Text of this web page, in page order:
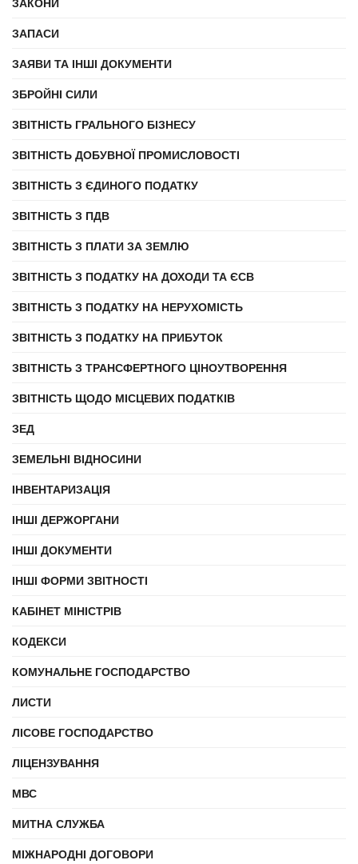
ЗАПАСИ
ЗАЯВИ ТА ІНШІ ДОКУМЕНТИ
ЗБРОЙНІ СИЛИ
ЗВІТНІСТЬ ГРАЛЬНОГО БІЗНЕСУ
ЗВІТНІСТЬ ДОБУВНОЇ ПРОМИСЛОВОСТІ
ЗВІТНІСТЬ З ЄДИНОГО ПОДАТКУ
ЗВІТНІСТЬ З ПДВ
ЗВІТНІСТЬ З ПЛАТИ ЗА ЗЕМЛЮ
ЗВІТНІСТЬ З ПОДАТКУ НА ДОХОДИ ТА ЄСВ
ЗВІТНІСТЬ З ПОДАТКУ НА НЕРУХОМІСТЬ
ЗВІТНІСТЬ З ПОДАТКУ НА ПРИБУТОК
ЗВІТНІСТЬ З ТРАНСФЕРТНОГО ЦІНОУТВОРЕННЯ
ЗВІТНІСТЬ ЩОДО МІСЦЕВИХ ПОДАТКІВ
ЗЕД
ЗЕМЕЛЬНІ ВІДНОСИНИ
ІНВЕНТАРИЗАЦІЯ
ІНШІ ДЕРЖОРГАНИ
ІНШІ ДОКУМЕНТИ
ІНШІ ФОРМИ ЗВІТНОСТІ
КАБІНЕТ МІНІСТРІВ
КОДЕКСИ
КОМУНАЛЬНЕ ГОСПОДАРСТВО
ЛИСТИ
ЛІСОВЕ ГОСПОДАРСТВО
ЛІЦЕНЗУВАННЯ
МВС
МИТНА СЛУЖБА
МІЖНАРОДНІ ДОГОВОРИ